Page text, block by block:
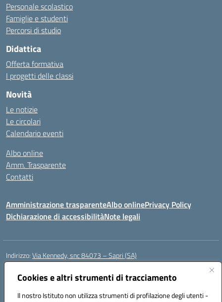
Cookies e altri strumenti di tracciamento
Il nostro Istituto non utilizza strumenti di profilazione degli utenti -
Personale scolastico
Famiglie e studenti
Percorsi di studio
Didattica
Offerta formativa
I progetti delle classi
Novità
Le notizie
Le circolari
Calendario eventi
Albo online
Amm. Trasparente
Contatti
Amministrazione trasparenteAlbo onlinePrivacy Policy
Dichiarazione di accessibilitàNote legali
Indirizzo:Via Kennedy, snc 84073 – Sapri (SA)
Centralino:
Posta elettronica certificata (PEC):saic878008@pec.istruzione.it
Codice fiscale: 84002700650